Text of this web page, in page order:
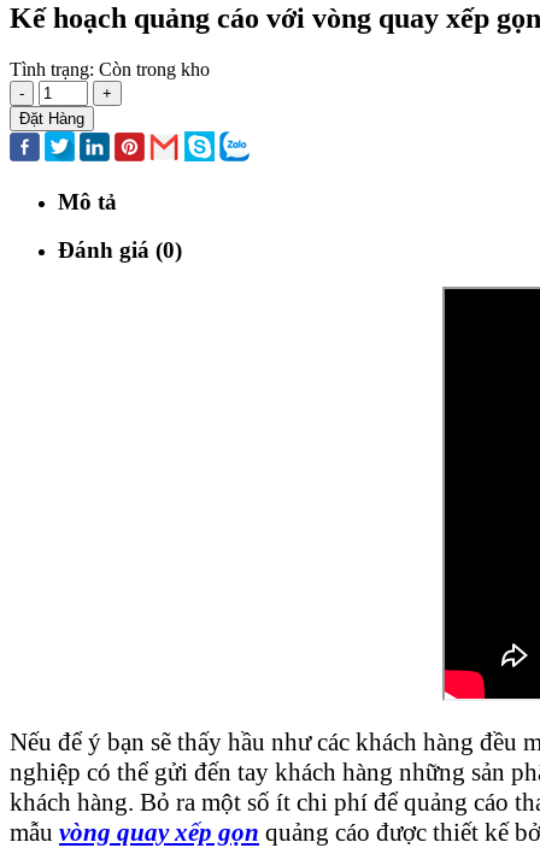
Kế hoạch quảng cáo với vòng quay xếp
Tình trạng: Còn trong kho
-
+
Đặt Hàng
Mô tả
Đánh giá (0)
Nếu để ý bạn sẽ thấy hầu như các khách hàng
nghiệp có thể gửi đến tay khách hàng những sản
khách hàng. Bỏ ra một số ít chi phí để quảng cáo
mẫu vòng quay xếp gọn quảng cáo được thiết kế